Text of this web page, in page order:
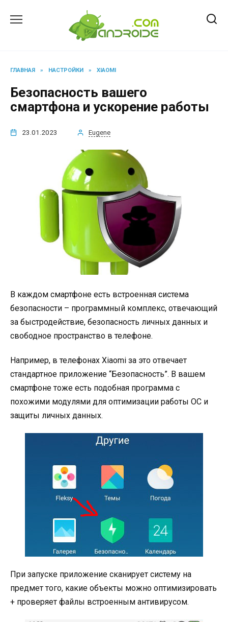
ГЛАВНАЯ » НАСТРОЙКИ » XIAOMI
Безопасность вашего
смартфона и ускорение работы
23.01.2023 Eugene
В каждом смартфоне есть встроенная система
безопасности – программный комплекс, отвечающий
за быстродействие, безопасность личных данных и
свободное пространство в телефоне.
Например, в телефонах Xiaomi за это отвечает
стандартное приложение “Безопасность”. В вашем
смартфоне тоже есть подобная программа с
похожими модулями для оптимизации работы ОС и
защиты личных данных.
При запуске приложение сканирует систему на
предмет того, какие объекты можно оптимизировать
+ проверяет файлы встроенным антивирусом.